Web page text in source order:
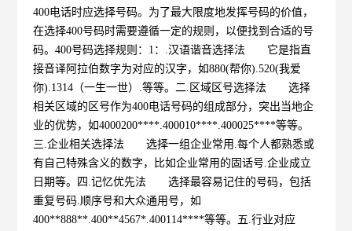
400电话时应选择号码。为了最大限度地发挥号码的价值，
在选择400号码时需要遵循一定的规则，以便找到合适的号
码。400号码选择规则：1：.汉语谐音选择法 它是指直
接音译阿拉伯数字为对应的汉字，如880(帮你).520(我爱
你).1314（一生一世）.等等。二.区域区号选择法 选择
相关区域的区号作为400电话号码的组成部分，突出当地企
业的优势，如4000200****.400010****.400025****等等。
三.企业相关选择法 选择一组企业常用.每个人都熟悉或
有自己特殊含义的数字，比如企业常用的固话号.企业成立
日期等。四.记忆优先法 选择最容易记住的号码，包括
重复号码.顺序号和大众通用号，如
400**888**.400**4567*.400114****等等。五.行业对应